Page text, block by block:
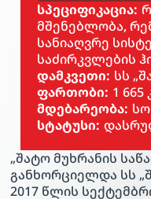
სპეციფიკაცია:
მშენებლობა,
სანიაღვრე
საძირკვლების
დამკვეთი: სს
ფართობი: 1 665
მდებარეობა:
სტატუსი:
„შატო მუხრანის
განხორციელდა სს
2017 წლის